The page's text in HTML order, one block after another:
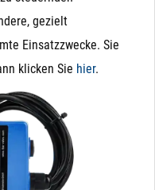
gezielt
Einsatzzwecke. Sie
klicken Sie hier.